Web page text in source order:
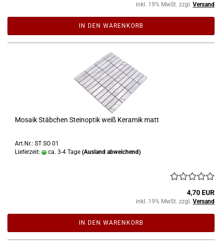
inkl. 19% MwSt. zzgl. Versand
IN DEN WARENKORB
Mosaik Stäbchen Steinoptik weiß Keramik matt
Art.Nr.: ST SO 01
Lieferzeit:
ca. 3-4 Tage (Ausland abweichend)
4,70 EUR
inkl. 19% MwSt. zzgl. Versand
IN DEN WARENKORB